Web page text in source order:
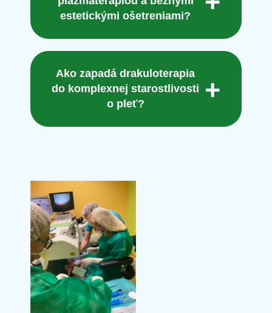
estetickými ošetreniami?
Ako zapadá drakuloterapia
do komplexnej starostlivosti
o pleť?